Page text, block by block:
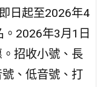
日起至2026年4
2026年3月1日
招收小號、長
、低音號、打